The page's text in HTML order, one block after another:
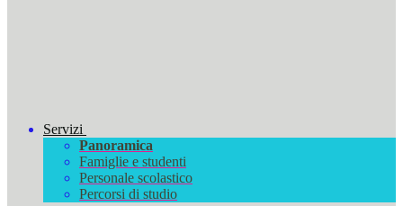
Servizi
Panoramica
Famiglie e studenti
Personale scolastico
Percorsi di studio